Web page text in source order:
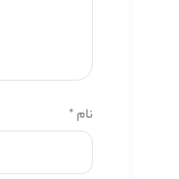
نام *